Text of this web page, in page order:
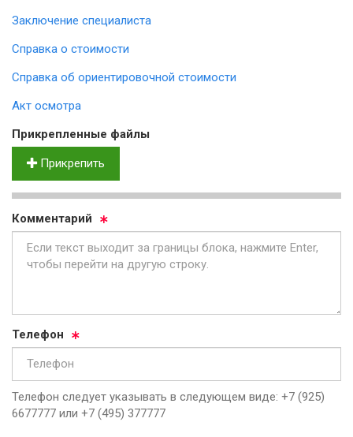
Заключение специалиста
Справка о стоимости
Справка об ориентировочной стоимости
Акт осмотра
Прик­реп­лен­ные фай­лы
Прикрепить
Ком­мен­та­рий
Те­ле­фон
Телефон следует указывать в следующем виде: +7 (925)
6677777 или +7 (495) 377777